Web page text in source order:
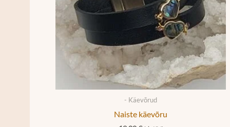
- Käevõrud
Naiste käevõru